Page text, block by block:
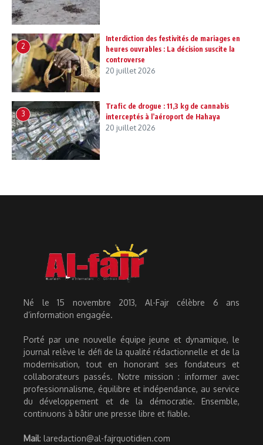
2
Interdiction des festivités de mariages en
heures ouvrables : La décision suscite la
controverse
20 juillet 2026
3
Trafic de drogue : 11,3 kg de cannabis
interceptés à l’aéroport de Hahaya
20 juillet 2026
Né le 15 novembre 2013, Al-Fajr célèbre 6 ans
d’information engagée.
Porté par une nouvelle équipe jeune et dynamique, le
journal relève le défi de la qualité rédactionnelle et de la
modernisation, tout en honorant ses fondateurs et
collaborateurs passés. Notre mission : informer avec
professionnalisme, équilibre et indépendance, au service
du développement et de la démocratie. Ensemble,
continuons à bâtir une presse libre et fiable.
Mail: laredaction@al-fajrquotidien.com